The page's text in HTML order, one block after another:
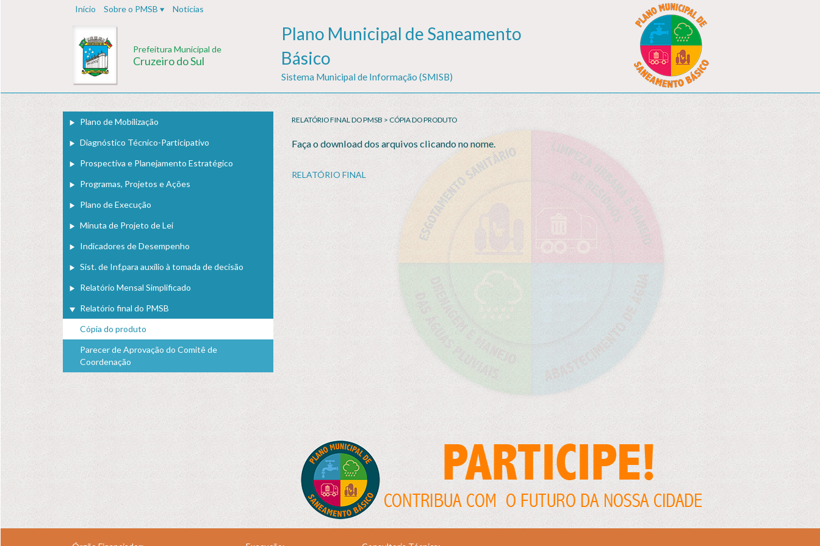
Início Sobre o PMSB Notícias
Prefeitura Municipal de
Cruzeiro do Sul
Plano Municipal de Saneamento
Básico
Sistema Municipal de Informação (SMISB)
Plano de Mobilização
Diagnóstico Técnico-Participativo
Prospectiva e Planejamento Estratégico
Programas, Projetos e Ações
Plano de Execução
Minuta de Projeto de Lei
Indicadores de Desempenho
Sist. de Inf.para auxílio à tomada de decisão
Relatório Mensal Simplificado
Relatório final do PMSB
Cópia do produto
Parecer de Aprovação do Comitê de
Coordenação
RELATÓRIO FINAL DO PMSB > CÓPIA DO PRODUTO
Faça o download dos arquivos clicando no nome.
RELATÓRIO FINAL